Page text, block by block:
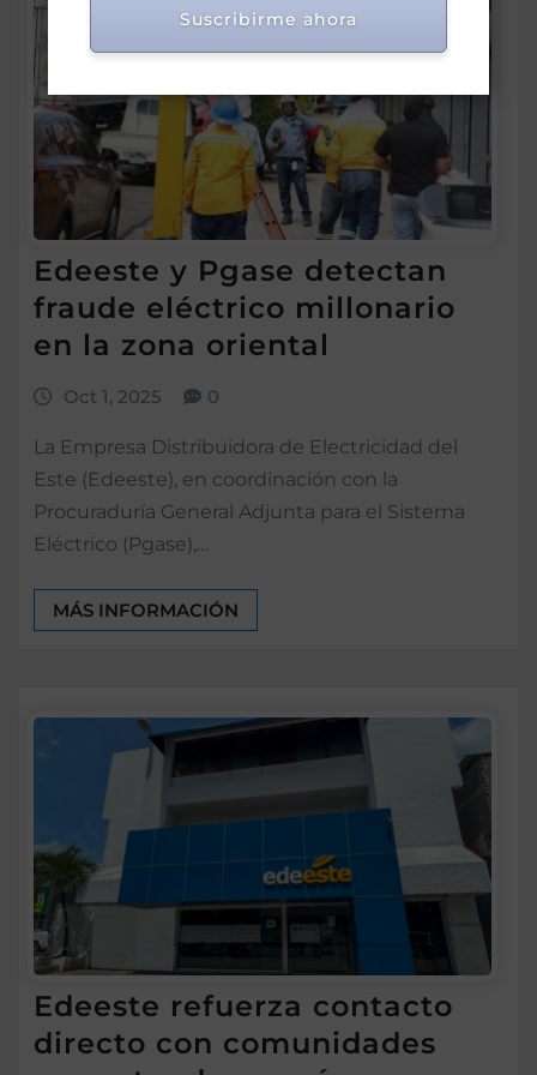
Edeeste y Pgase detectan
fraude eléctrico millonario
en la zona oriental
Oct 1, 2025 0
La Empresa Distribuidora de Electricidad del
Este (Edeeste), en coordinación con la
Procuraduría General Adjunta para el Sistema
Eléctrico (Pgase),…
MÁS INFORMACIÓN
Edeeste refuerza contacto
directo con comunidades
Suscribirme ahora